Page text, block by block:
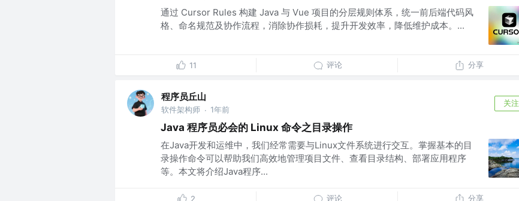
通过 Cursor Rules 构建 Java 与 Vue 项目的分层规则体系，统一前后端代码风
格、命名规范及协作流程，消除协作损耗，提升开发效率，降低维护成本。...
11 评论 分享
程序员丘山
软件架构师 · 1年前
关注
Java 程序员必会的 Linux 命令之目录操作
在Java开发和运维中，我们经常需要与Linux文件系统进行交互。掌握基本的目
录操作命令可以帮助我们高效地管理项目文件、查看目录结构、部署应用程序
等。本文将介绍Java程序...
2 评论 分享